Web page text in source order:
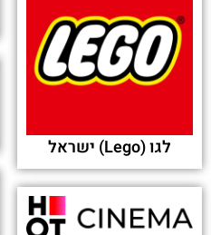
לגו (Lego) ישראל